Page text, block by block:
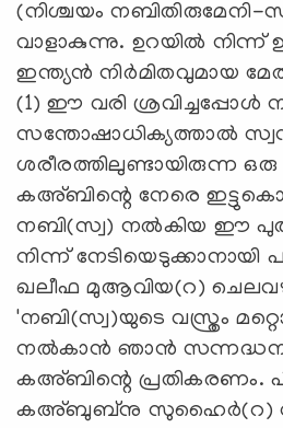
(നിശ്ചയം നബിതിരുമേനി-
വാളാകുന്നു. ഉറയില്‍ നിന്ന്
ഇന്ത്യന്‍ നിര്‍മിതവുമായ
(1) ഈ വരി ശ്രവിച്ചപ്പോള്‍
സന്തോഷാധിക്യത്താല്‍
ശരീരത്തിലുണ്ടായിരുന്ന
കഅ്ബിന്റെ നേരെ
നബി(സ്വ) നല്‍കിയ ഈ
നിന്ന് നേടിയെടുക്കാനായി
ഖലീഫ മുആവിയ(റ)
'നബി(സ്വ)യുടെ വസ്ത്രം
നല്‍കാന്‍ ഞാന്‍
കഅ്ബിന്റെ പ്രതികരണം.
കഅ്ബുബ്‌നു സുഹൈര്‍(റ)